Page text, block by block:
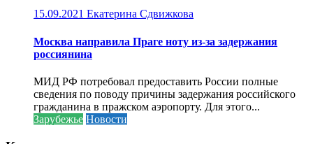
15.09.2021 Екатерина Сдвижкова
Москва направила Праге ноту из-за задержания
россиянина
МИД РФ потребовал предоставить России полные
сведения по поводу причины задержания российского
гражданина в пражском аэропорту. Для этого...
Зарубежье Новости